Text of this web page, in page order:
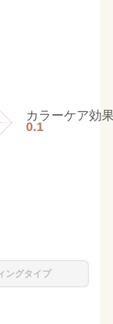
カラーケア効
0.1
ングタイプ